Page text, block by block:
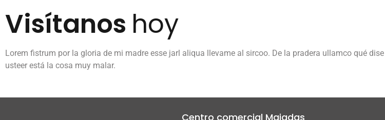
Visítanos hoy
Lorem fistrum por la gloria de mi madre esse jarl aliqua llevame al sircoo. De la pradera ullamco qué dise
usteer está la cosa muy malar.
Centro comercial Majadas